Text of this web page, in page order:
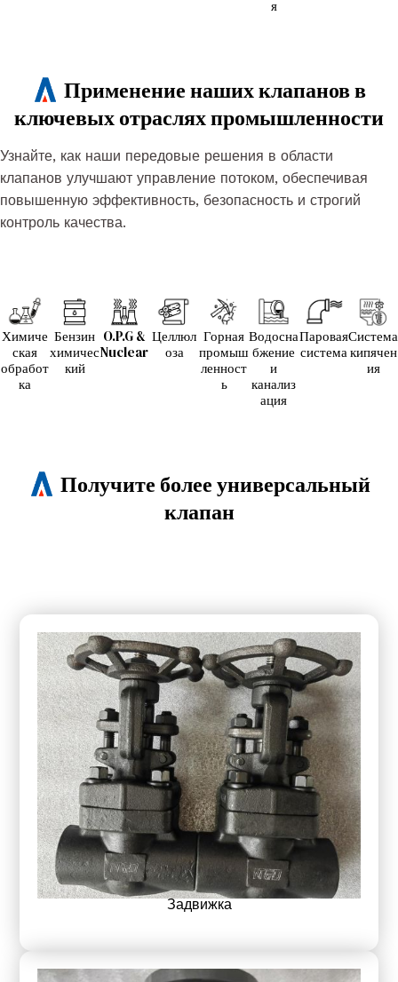
я
Применение наших клапанов в
ключевых отраслях промышленности
Узнайте, как наши передовые решения в области
клапанов улучшают управление потоком, обеспечивая
повышенную эффективность, безопасность и строгий
контроль качества.
Химиче
ская
обработ
ка
Бензин
химичес
кий
O.P.G &
Nuclear
Целлюл
оза
Горная
промыш
ленност
ь
Водосна
бжение
и
канализ
ация
Паровая
система
Система
кипячен
ия
Получите более универсальный
клапан
Задвижка